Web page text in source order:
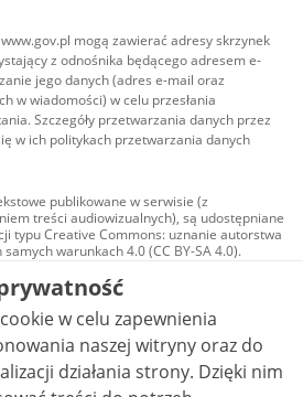
mogą zawierać adresy skrzynek
z odnośnika będącego adresem e-
jego danych (adres e-mail oraz
w wiadomości) w celu przesłania
Szczegóły przetwarzania danych przez
w ich politykach przetwarzania danych
publikowane w serwisie (z
treści audiowizualnych), są udostępniane
typu Creative Commons: uznanie autorstwa
samych warunkach 4.0 (CC BY-SA 4.0).
audiowizualne, w tym zdjęcia, materiały
są udostępniane na licencji typu
Commons: uznanie autorstwa użycie
- bez utworów zależnych 4.0 (CC BY-
o ile nie jest to stwierdzone inaczej.
w celu zapewnienia
naszej witryny oraz do
działania strony. Dzięki nim